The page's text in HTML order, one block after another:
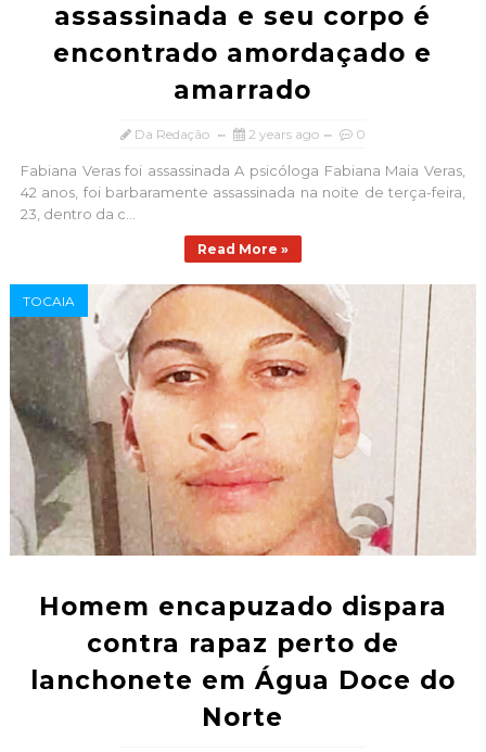
assassinada e seu corpo é
encontrado amordaçado e
amarrado
Da Redação 2 years ago 0
Fabiana Veras foi assassinada A psicóloga Fabiana Maia Veras,
42 anos, foi barbaramente assassinada na noite de terça-feira,
23, dentro da c...
Read More »
TOCAIA
Homem encapuzado dispara
contra rapaz perto de
lanchonete em Água Doce do
Norte